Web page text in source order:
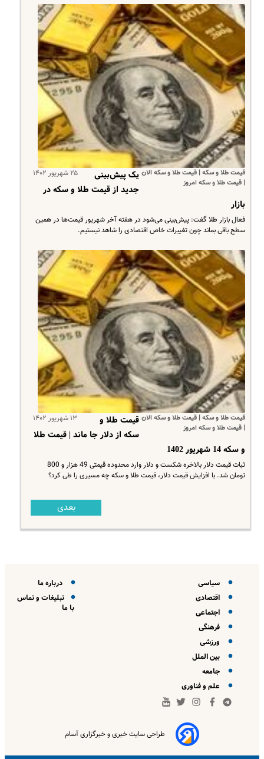
قیمت طلا و سکه | قیمت طلا و سکه الان
| قیمت طلا و سکه امروز
۲۵ شهریور ۱۴۰۲
یک پیش‌بینی
جدید از قیمت طلا و سکه در
بازار
فعال بازار طلا گفت: پیش‌بینی می‌شود در هفته آخر شهریور قیمت‌ها در همین
سطح باقی بماند چون تغییرات خاص اقتصادی را شاهد نیستیم.
قیمت طلا و سکه | قیمت طلا و سکه الان
| قیمت طلا و سکه امروز
۱۳ شهریور ۱۴۰۲
قیمت طلا و
سکه از دلار جا ماند | قیمت طلا
و سکه 14 شهریور 1402
ثبات قیمت دلار بالاخره شکست و دلار وارد محدوده قیمتی 49 هزار و 800
تومان شد. با افزایش قیمت دلار، قیمت طلا و سکه چه مسیری را طی کرد؟
بعدی
سیاسی
اقتصادی
اجتماعی
فرهنگی
ورزشی
بین الملل
جامعه
علم و فناوری
درباره ما
تبلیغات و تماس
با ما
طراحی سایت خبری و خبرگزاری آسام